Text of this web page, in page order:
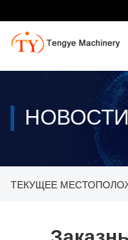
НОВОСТИ
ТЕКУЩЕЕ